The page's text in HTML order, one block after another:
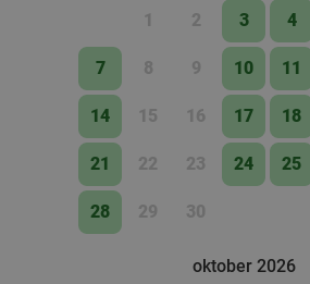
1 2 3 4
7 8 9 10 11
14 15 16 17 18
21 22 23 24 25
28 29 30
oktober 2026